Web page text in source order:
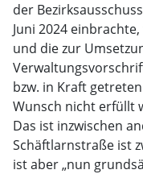
der
Juni 2024
und die zur
bzw. in Kraft
Wunsch nicht erfüllt
Das ist inzwischen
Schäftlarnstraße ist
ist aber „nun